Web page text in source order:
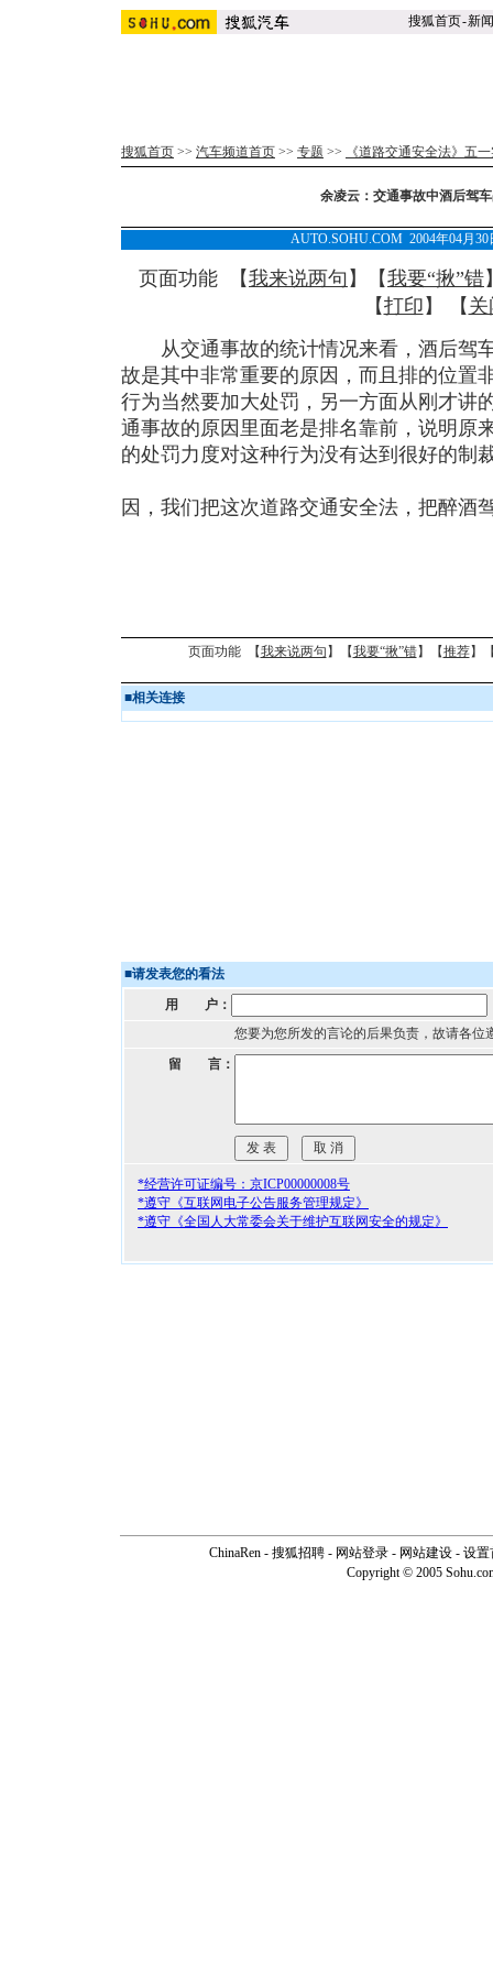
搜狐首页-新闻
搜狐首页 >> 汽车频道首页 >> 专题 >> 《道路交通安全法》五
余凌云：交通事故中酒后驾
AUTO.SOHU.COM 2004年04月
页面功能 【我来说两句 】【我要“揪”错
【打印 】 【 关
从交通事故的统计情况来看，酒后驾
故是其中非常重要的原因，而且排的位置
行为当然要加大处罚，另一方面从刚才讲
通事故的原因里面老是排名靠前，说明原
的处罚力度对这种行为没有达到很好的制
因，我们把这次道路交通安全法，把醉酒
页面功能 【我来说两句 】【我要“揪”错】【推荐】
■相关连接
■请发表您的看法
用 户：
您要为您所发的言论的后果负责，故请各位
留 言：
*经营许可证编号：京ICP00000008号
*遵守《互联网电子公告服务管理规定》
*遵守《全国人大常委会关于维护互联网安全的规定》
ChinaRen - 搜狐招聘 - 网站登录 - 网站建设 - 设置
Copyright © 2005